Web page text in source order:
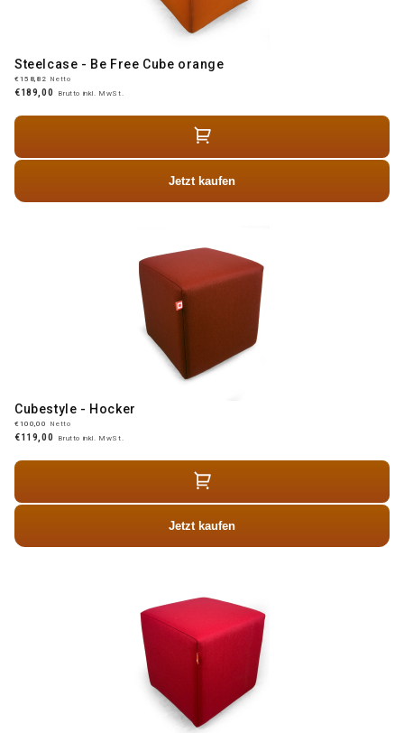
Steelcase - Be Free Cube orange
€158,82 Netto
€189,00 Brutto inkl. MwSt.
Jetzt kaufen
Cubestyle - Hocker
€100,00 Netto
€119,00 Brutto inkl. MwSt.
Jetzt kaufen